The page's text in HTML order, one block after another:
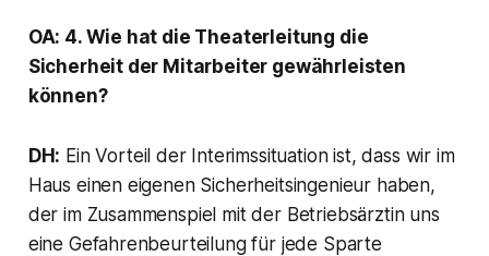
OA: 4. Wie hat die Theaterleitung die
Sicherheit der Mitarbeiter gewährleisten
können?
DH: Ein Vorteil der Interimssituation ist, dass wir im
Haus einen eigenen Sicherheitsingenieur haben,
der im Zusammenspiel mit der Betriebsärztin uns
eine Gefahrenbeurteilung für jede Sparte